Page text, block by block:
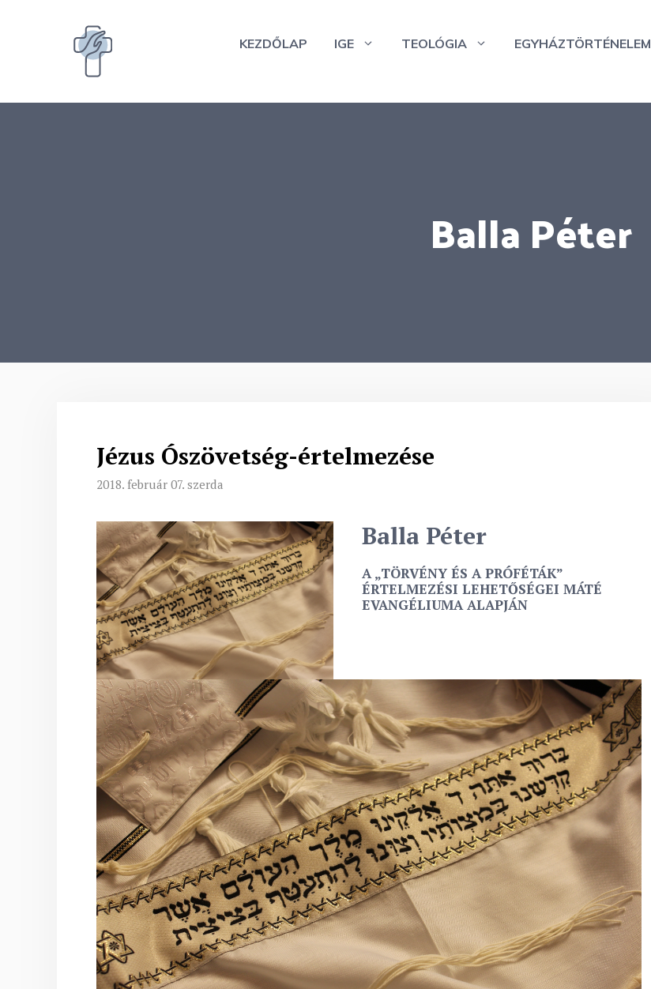
KEZDŐLAP IGE TEOLÓGIA EGYHÁZTÖRTÉNELEM
Balla Péter
Jézus Ószövetség-értelmezése
2018. február 07. szerda
Balla Péter
A „TÖRVÉNY ÉS A PRÓFÉTÁK”
ÉRTELMEZÉSI LEHETŐSÉGEI MÁTÉ
EVANGÉLIUMA ALAPJÁN